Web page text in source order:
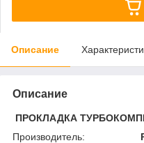
Описание
Описание
ПРОКЛАДКА
Производитель: